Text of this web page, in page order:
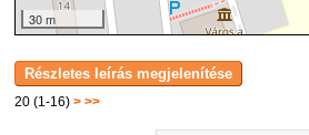
20 (1-16)> >>
30 m